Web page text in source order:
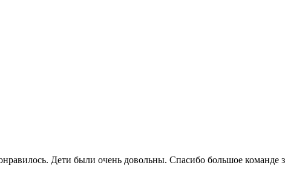
Дети были очень довольны. Спасибо большое команде